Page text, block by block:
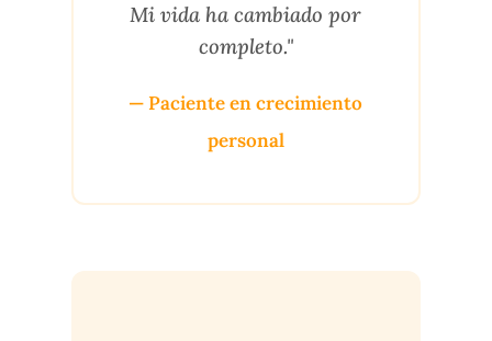
Mi vida ha cambiado por
completo."
— Paciente en crecimiento
personal